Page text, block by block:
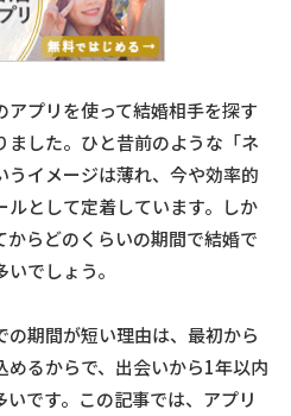
プリを使って結婚相手を探す
ました。ひと昔前のような「ネ
うイメージは薄れ、今や効率的
として定着しています。しか
からどのくらいの期間で結婚で
でしょう。
期間が短い理由は、最初から
るからで、出会いから1年以内
です。この記事では、アプリ